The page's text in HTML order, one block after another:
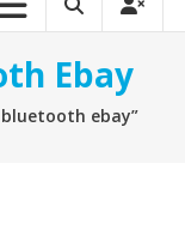
Ebay
ebay”